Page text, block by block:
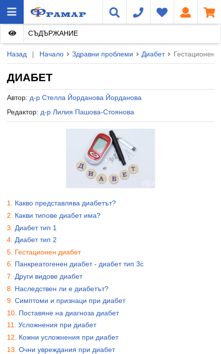
Назад | Начало Здравни проблеми Диабет Гестационен
ДИАБЕТ
Автор: д-р Стелла Йорданова Йорданова
Редактор: д-р Лилия Пашова-Стоянова
СЪДЪРЖАНИЕ
Какво представлява диабетът?
Какви типове диабет има?
Диабет тип 1
Диабет тип 2
Гестационен диабет
Панкреатогенен диабет - диабет тип 3c
Други видове диабет
Наследствен ли е диабетът?
Симптоми и признаци при диабет
Поставяне на диагноза диабет
Усложнения при диабет
Кожни усложнения при диабет
Очни увреждания при диабет